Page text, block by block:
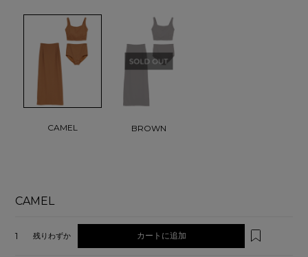
CAMEL BROWN
CAMEL
1 残りわずか カートに追加